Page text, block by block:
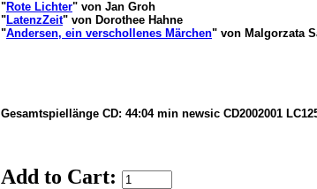
"Rote Lichter" von Jan Groh
"LatenzZeit" von Dorothee Hahne
"Andersen, ein verschollenes Märchen" von Malgorzata
Gesamtspiellänge CD: 44:04 min newsic CD2002001
Add to Cart: